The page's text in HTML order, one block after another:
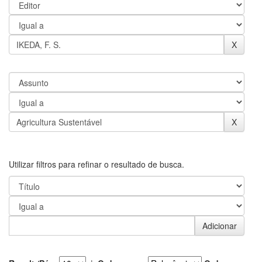
Utilizar filtros para refinar o resultado de busca.